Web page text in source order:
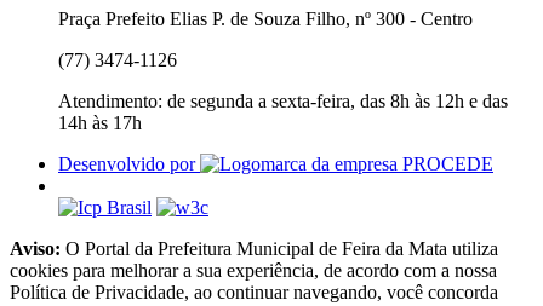
Praça Prefeito Elias P. de Souza Filho, nº 300 - Centro
(77) 3474-1126
Atendimento: de segunda a sexta-feira, das 8h às 12h e das
14h às 17h
Desenvolvido por
Aviso: O Portal da Prefeitura Municipal de Feira da Mata utiliza
cookies para melhorar a sua experiência, de acordo com a nossa
Política de Privacidade, ao continuar navegando, você concorda